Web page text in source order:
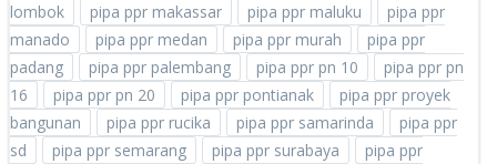
lombok
pipa ppr makassar pipa ppr maluku
pipa ppr
manado
pipa ppr medan pipa ppr murah
pipa ppr
padang
pipa ppr palembang pipa ppr pn 10
pipa ppr pn
16
pipa ppr pn 20 pipa ppr pontianak
pipa ppr proyek
bangunan
pipa ppr rucika pipa ppr samarinda
pipa ppr
sd
pipa ppr semarang pipa ppr surabaya
pipa ppr